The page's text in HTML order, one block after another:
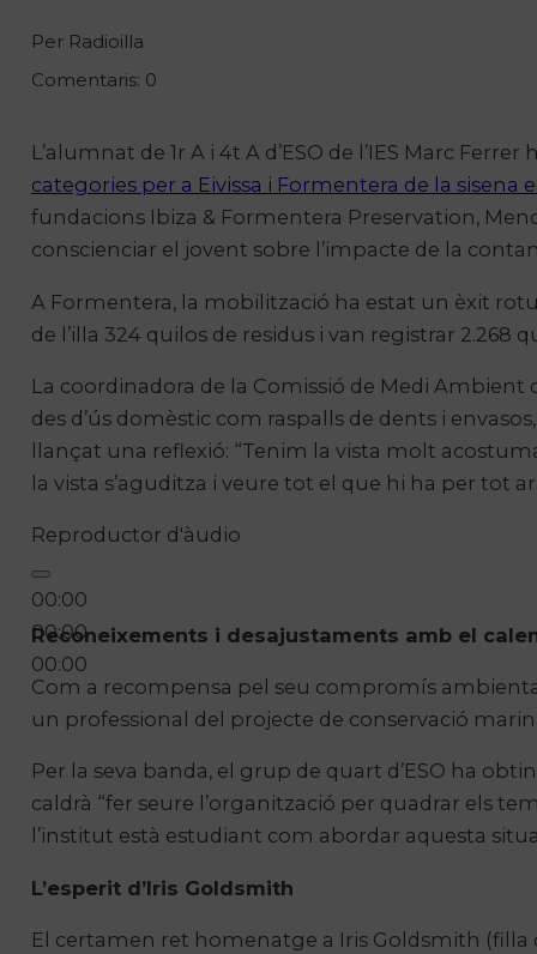
Per Radioilla
Comentaris: 0
L’alumnat de 1r A i 4t A d’ESO de l’IES Marc
categories per a Eivissa i Formentera de la sisena
fundacions Ibiza & Formentera Preservation,
conscienciar el jovent sobre l’impacte de la
A Formentera, la mobilització ha estat un èxit
de l’illa 324 quilos de residus i van registrar 2.268
La coordinadora de la Comissió de Medi Ambient
des d’ús domèstic com raspalls de dents i
llançat una reflexió: “Tenim la vista molt
la vista s’aguditza i veure tot el que hi ha per tot
Reproductor d'àudio
00:00
00:00
00:00
Reconeixements i desajustaments amb el
Com a recompensa pel seu compromís
un professional del projecte de conservació
Per la seva banda, el grup de quart d’ESO ha
caldrà “fer seure l’organització per quadrar els
l’institut està estudiant com abordar aquesta
L’esperit d’Iris Goldsmith
El certamen ret homenatge a Iris Goldsmith